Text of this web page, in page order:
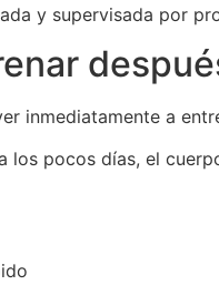
y supervisada por
inmediatamente a
los pocos días, el